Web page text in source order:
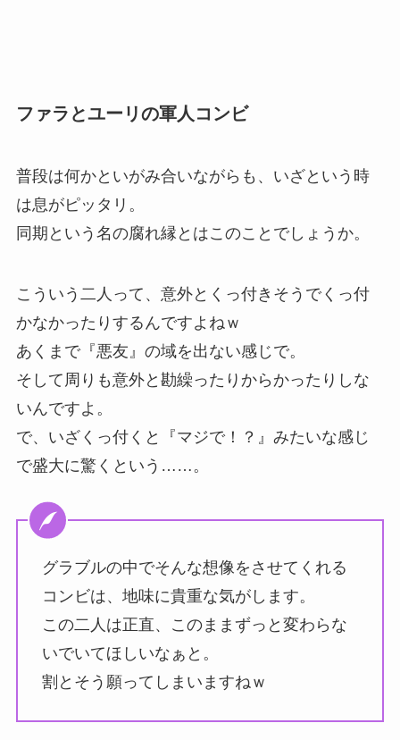
ファラとユーリの軍人コンビ
普段は何かといがみ合いながらも、いざという時
は息がピッタリ。
同期という名の腐れ縁とはこのことでしょうか。
こういう二人って、意外とくっ付きそうでくっ付
かなかったりするんですよねｗ
あくまで『悪友』の域を出ない感じで。
そして周りも意外と勘繰ったりからかったりしな
いんですよ。
で、いざくっ付くと『マジで！？』みたいな感じ
で盛大に驚くという……。
グラブルの中でそんな想像をさせてくれる
コンビは、地味に貴重な気がします。
この二人は正直、このままずっと変わらな
いでいてほしいなぁと。
割とそう願ってしまいますねｗ